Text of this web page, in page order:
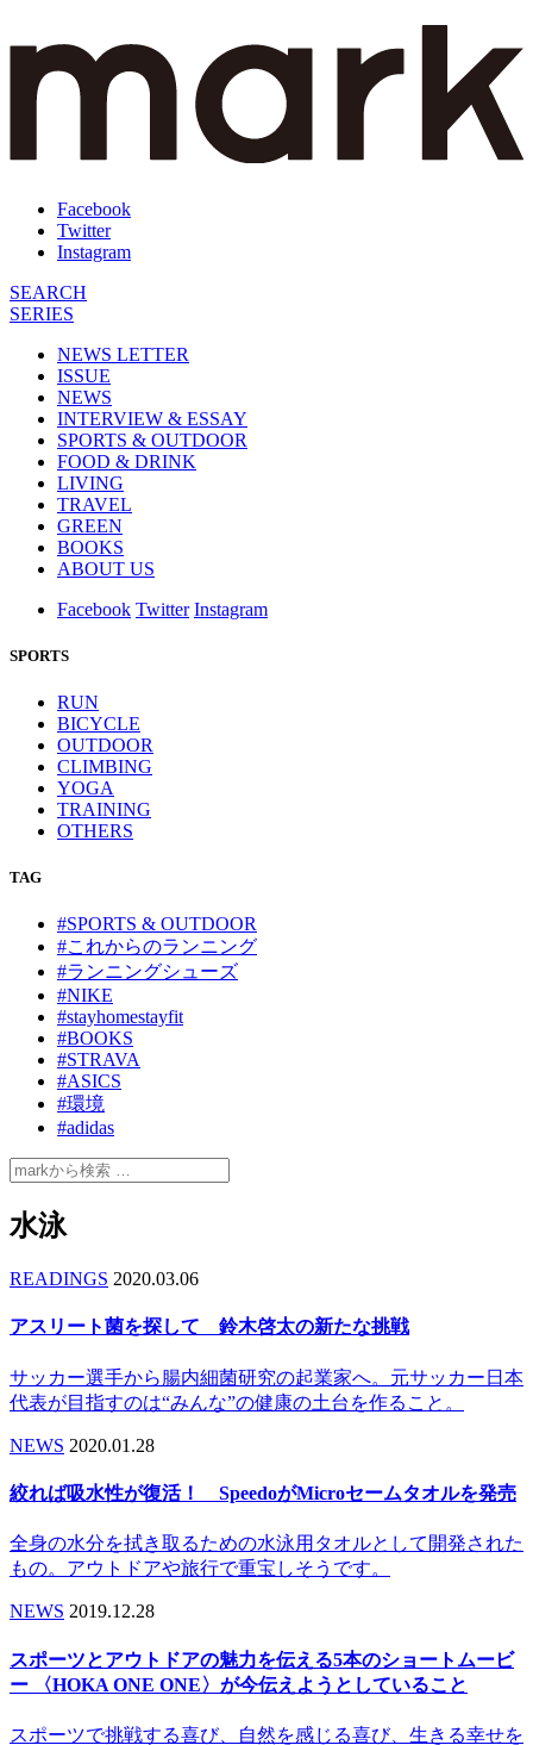
Facebook
Twitter
Instagram
SEARCH
SERIES
NEWS LETTER
ISSUE
NEWS
INTERVIEW & ESSAY
SPORTS & OUTDOOR
FOOD & DRINK
LIVING
TRAVEL
GREEN
BOOKS
ABOUT US
Facebook Twitter Instagram
SPORTS
RUN
BICYCLE
OUTDOOR
CLIMBING
YOGA
TRAINING
OTHERS
TAG
#SPORTS & OUTDOOR
#これからのランニング
#ランニングシューズ
#NIKE
#stayhomestayfit
#BOOKS
#STRAVA
#ASICS
#環境
#adidas
水泳
READINGS 2020.03.06
アスリート菌を探して 鈴木啓太の新たな挑戦
サッカー選手から腸内細菌研究の起業家へ。元サッカー日本
代表が目指すのは“みんな”の健康の土台を作ること。
NEWS 2020.01.28
絞れば吸水性が復活！ SpeedoがMicroセームタオルを発売
全身の水分を拭き取るための水泳用タオルとして開発された
もの。アウトドアや旅行で重宝しそうです。
NEWS 2019.12.28
スポーツとアウトドアの魅力を伝える5本のショートムービ
ー 〈HOKA ONE ONE〉が今伝えようとしていること
スポーツで挑戦する喜び、自然を感じる喜び、生きる幸せを